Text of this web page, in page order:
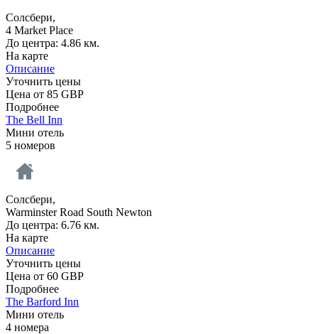
Солсбери,
4 Market Place
До центра: 4.86 км.
На карте
Описание
Уточнить цены
Цена от 85 GBP
Подробнее
The Bell Inn
Мини отель
5 номеров
Солсбери,
Warminster Road South Newton
До центра: 6.76 км.
На карте
Описание
Уточнить цены
Цена от 60 GBP
Подробнее
The Barford Inn
Мини отель
4 номера